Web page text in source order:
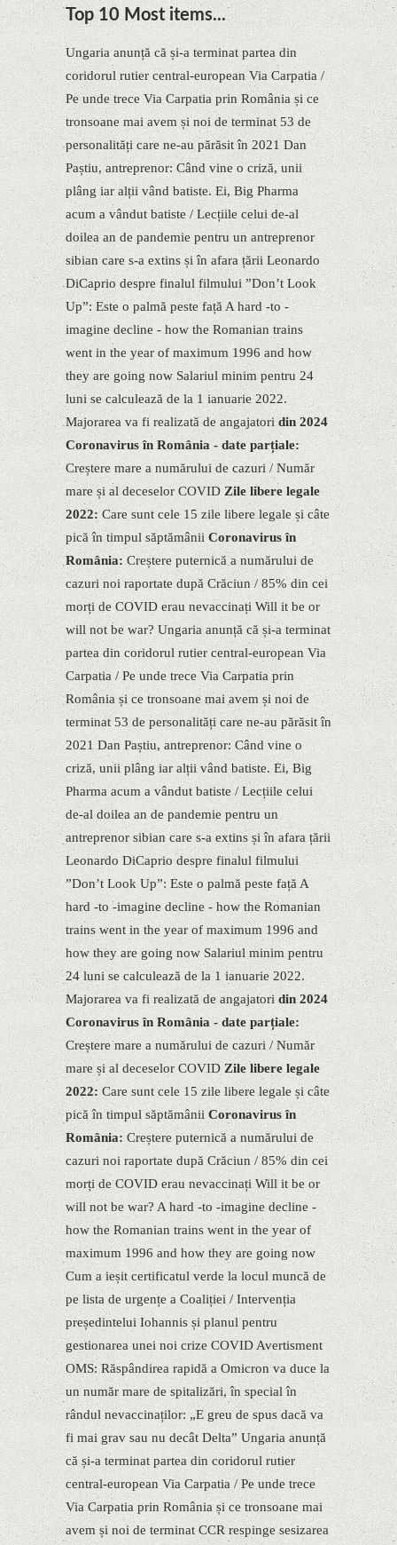
Top 10 Most items...
Ungaria anunță că și-a terminat partea din
coridorul rutier central-european Via Carpatia /
Pe unde trece Via Carpatia prin România și ce
tronsoane mai avem și noi de terminat 53 de
personalități care ne-au părăsit în 2021 Dan
Paștiu, antreprenor: Când vine o criză, unii
plâng iar alții vând batiste. Ei, Big Pharma
acum a vândut batiste / Lecțiile celui de-al
doilea an de pandemie pentru un antreprenor
sibian care s-a extins și în afara țării Leonardo
DiCaprio despre finalul filmului ”Donʼt Look
Up”: Este o palmă peste față A hard -to -
imagine decline - how the Romanian trains
went in the year of maximum 1996 and how
they are going now Salariul minim pentru 24
luni se calculează de la 1 ianuarie 2022.
Majorarea va fi realizată de angajatoridin 2024
Coronavirus în România - date parțiale:
Creștere mare a numărului de cazuri / Număr
mare și al deceselor COVIDZile libere legale
2022:Care sunt cele 15 zile libere legale și câte
pică în timpul săptămâniiCoronavirus în
România:Creștere puternică a numărului de
cazuri noi raportate după Crăciun / 85% din cei
morți de COVID erau nevaccinați Will it be or
will not be war? Ungaria anunță că și-a terminat
partea din coridorul rutier central-european Via
Carpatia / Pe unde trece Via Carpatia prin
România și ce tronsoane mai avem și noi de
terminat 53 de personalități care ne-au părăsit în
2021 Dan Paștiu, antreprenor: Când vine o
criză, unii plâng iar alții vând batiste. Ei, Big
Pharma acum a vândut batiste / Lecțiile celui
de-al doilea an de pandemie pentru un
antreprenor sibian care s-a extins și în afara țării
Leonardo DiCaprio despre finalul filmului
”Donʼt Look Up”: Este o palmă peste față A
hard -to -imagine decline - how the Romanian
trains went in the year of maximum 1996 and
how they are going now Salariul minim pentru
24 luni se calculează de la 1 ianuarie 2022.
Majorarea va fi realizată de angajatoridin 2024
Coronavirus în România - date parțiale:
Creștere mare a numărului de cazuri / Număr
mare și al deceselor COVIDZile libere legale
2022:Care sunt cele 15 zile libere legale și câte
pică în timpul săptămâniiCoronavirus în
România:Creștere puternică a numărului de
cazuri noi raportate după Crăciun / 85% din cei
morți de COVID erau nevaccinați Will it be or
will not be war? A hard -to -imagine decline -
how the Romanian trains went in the year of
maximum 1996 and how they are going now
Cum a ieșit certificatul verde la locul muncă de
pe lista de urgențe a Coaliției / Intervenția
președintelui Iohannis și planul pentru
gestionarea unei noi crize COVID Avertisment
OMS: Răspândirea rapidă a Omicron va duce la
un număr mare de spitalizări, în special în
rândul nevaccinaților: „E greu de spus dacă va
fi mai grav sau nu decât Delta” Ungaria anunță
că și-a terminat partea din coridorul rutier
central-european Via Carpatia / Pe unde trece
Via Carpatia prin România și ce tronsoane mai
avem și noi de terminat CCR respinge sesizarea